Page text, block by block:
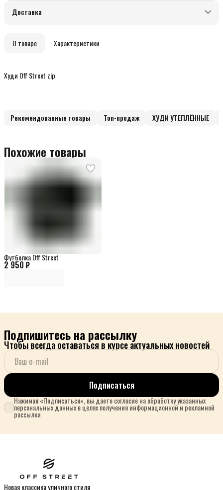
Доставка
О товаре Характеристики
Худи Off Street zip
Рекомендованные товары Топ-продаж ХУДИ УТЕПЛЁННЫЕ
Похожие товары
2 950 ₽
Футболка Off Street
Подпишитесь на рассылку
Чтобы всегда оставаться в курсе актуальных новостей
Подписаться
Нажимая «Подписаться», вы даете согласие на обработку указанных
персональных данных в целях получения информационной и рекламной
рассылки
Новая классика уличного стиля